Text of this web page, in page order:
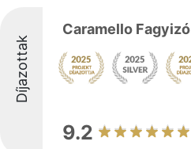
Díjazottak
Caramello Fagyizó
9.2